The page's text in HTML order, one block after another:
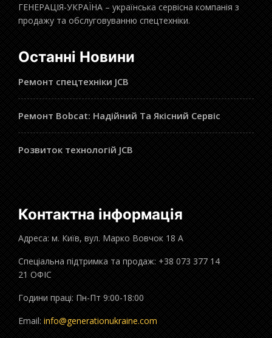
ГЕНЕРАЦІЯ-УКРАЇНА – українська сервісна компанія з
продажу та обслуговуванню спецтехніки.
Останні Новини
Ремонт спецтехніки JCB
Ремонт Bobcat: Надійний Та Якісний Сервіс
Розвиток технологій JCB
Контактна інформація
Адреса: м. Київ, вул. Марко Вовчок 18 А
Спеціальна підтримка та продаж: +38 073 377 14
21 ОФІС
Години праці: Пн-Пт 9:00-18:00
Email: info@generationukraine.com